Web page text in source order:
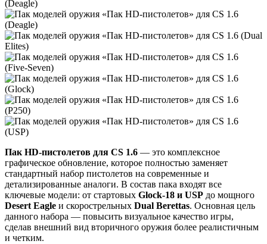
Пак HD-пистолетов для CS 1.6 — это комплексное
графическое обновление, которое полностью заменяет
стандартный набор пистолетов на современные и
детализированные аналоги. В состав пака входят все
ключевые модели: от стартовых Glock-18 и USP до мощного
Desert Eagle и скорострельных Dual Berettas. Основная цель
данного набора — повысить визуальное качество игры,
сделав внешний вид вторичного оружия более реалистичным
и четким.